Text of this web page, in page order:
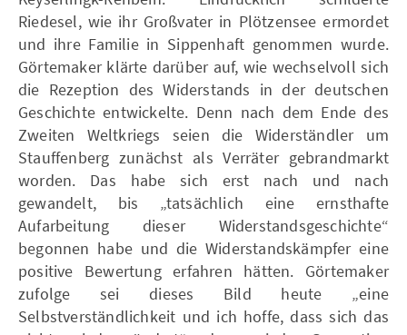
Riedesel, wie ihr Großvater in Plötzensee ermordet
und ihre Familie in Sippenhaft genommen wurde.
Görtemaker klärte darüber auf, wie wechselvoll sich
die Rezeption des Widerstands in der deutschen
Geschichte entwickelte. Denn nach dem Ende des
Zweiten Weltkriegs seien die Widerständler um
Stauffenberg zunächst als Verräter gebrandmarkt
worden. Das habe sich erst nach und nach
gewandelt, bis „tatsächlich eine ernsthafte
Aufarbeitung dieser Widerstandsgeschichte“
begonnen habe und die Widerstandskämpfer eine
positive Bewertung erfahren hätten. Görtemaker
zufolge sei dieses Bild heute „eine
Selbstverständlichkeit und ich hoffe, dass sich das